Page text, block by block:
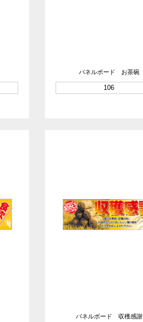
パネルボード お茶碗
106
パネルボード 収穫感謝